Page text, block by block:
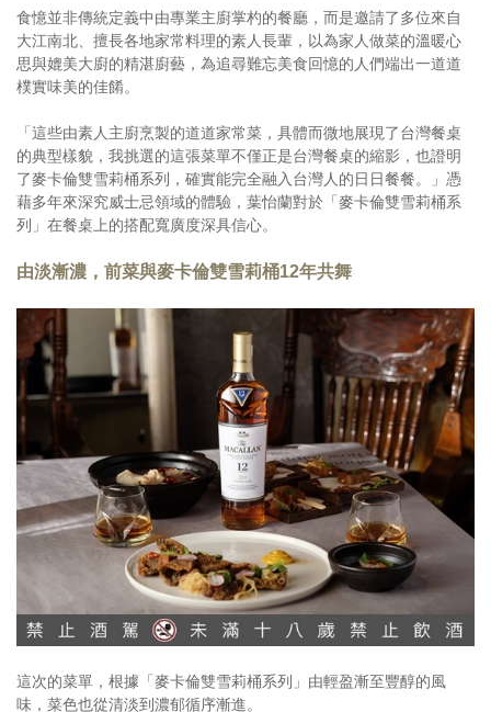
食憶並非傳統定義中由專業主廚掌杓的餐廳，而是邀請了多位來自
大江南北、擅長各地家常料理的素人長輩，以為家人做菜的溫暖心
思與媲美大廚的精湛廚藝，為追尋難忘美食回憶的人們端出一道道
樸實味美的佳餚。
「這些由素人主廚烹製的道道家常菜，具體而微地展現了台灣餐桌
的典型樣貌，我挑選的這張菜單不僅正是台灣餐桌的縮影，也證明
了麥卡倫雙雪莉桶系列，確實能完全融入台灣人的日日餐餐。」憑
藉多年來深究威士忌領域的體驗，葉怡蘭對於「麥卡倫雙雪莉桶系
列」在餐桌上的搭配寬廣度深具信心。
由淡漸濃，前菜與麥卡倫雙雪莉桶12年共舞
這次的菜單，根據「麥卡倫雙雪莉桶系列」由輕盈漸至豐醇的風
味，菜色也從清淡到濃郁循序漸進。